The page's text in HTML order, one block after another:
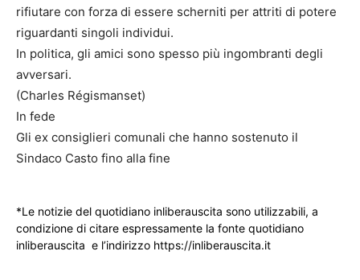
rifiutare con forza di essere scherniti per attriti di potere
riguardanti singoli individui.
In politica, gli amici sono spesso più ingombranti degli
avversari.
(Charles Régismanset)
In fede
Gli ex consiglieri comunali che hanno sostenuto il
Sindaco Casto fino alla fine
*Le notizie del quotidiano inliberauscita sono utilizzabili, a
condizione di citare espressamente la fonte quotidiano
inliberauscita e l’indirizzo https://inliberauscita.it